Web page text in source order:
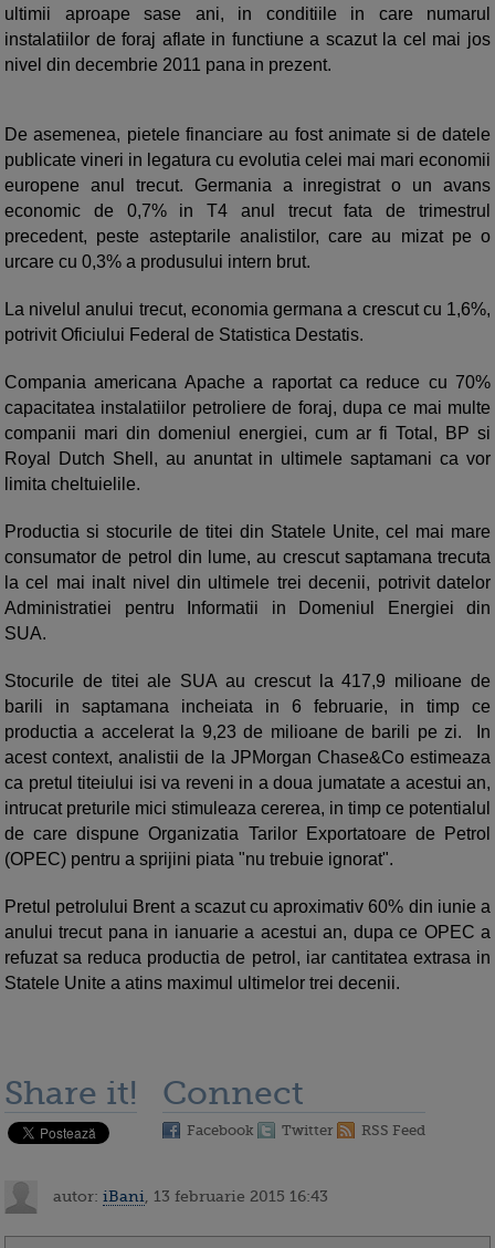
ultimii aproape sase ani, in conditiile in care numarul
instalatiilor de foraj aflate in functiune a scazut la cel mai jos
nivel din decembrie 2011 pana in prezent.
De asemenea, pietele financiare au fost animate si de datele
publicate vineri in legatura cu evolutia celei mai mari economii
europene anul trecut. Germania a inregistrat o un avans
economic de 0,7% in T4 anul trecut fata de trimestrul
precedent, peste asteptarile analistilor, care au mizat pe o
urcare cu 0,3% a produsului intern brut.
La nivelul anului trecut, economia germana a crescut cu 1,6%,
potrivit Oficiului Federal de Statistica Destatis.
Compania americana Apache a raportat ca reduce cu 70%
capacitatea instalatiilor petroliere de foraj, dupa ce mai multe
companii mari din domeniul energiei, cum ar fi Total, BP si
Royal Dutch Shell, au anuntat in ultimele saptamani ca vor
limita cheltuielile.
Productia si stocurile de titei din Statele Unite, cel mai mare
consumator de petrol din lume, au crescut saptamana trecuta
la cel mai inalt nivel din ultimele trei decenii, potrivit datelor
Administratiei pentru Informatii in Domeniul Energiei din
SUA.
Stocurile de titei ale SUA au crescut la 417,9 milioane de
barili in saptamana incheiata in 6 februarie, in timp ce
productia a accelerat la 9,23 de milioane de barili pe zi. In
acest context, analistii de la JPMorgan Chase&Co estimeaza
ca pretul titeiului isi va reveni in a doua jumatate a acestui an,
intrucat preturile mici stimuleaza cererea, in timp ce potentialul
de care dispune Organizatia Tarilor Exportatoare de Petrol
(OPEC) pentru a sprijini piata "nu trebuie ignorat".
Pretul petrolului Brent a scazut cu aproximativ 60% din iunie a
anului trecut pana in ianuarie a acestui an, dupa ce OPEC a
refuzat sa reduca productia de petrol, iar cantitatea extrasa in
Statele Unite a atins maximul ultimelor trei decenii.
Share it! Connect
Facebook Twitter RSS Feed
autor: iBani , 13 februarie 2015 16:43